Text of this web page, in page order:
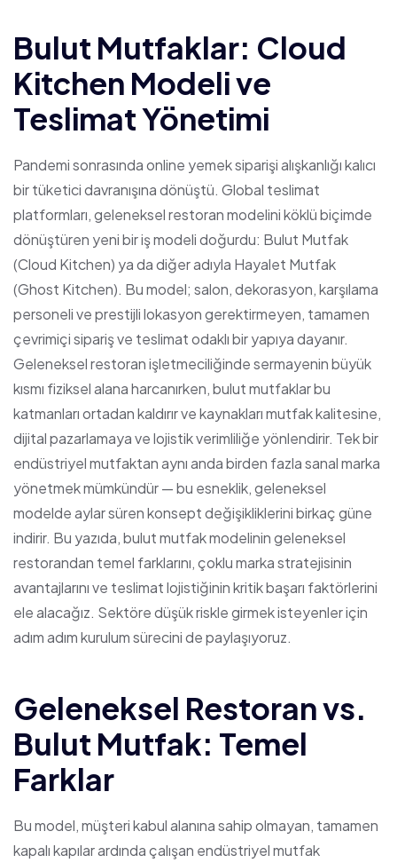
Bulut Mutfaklar: Cloud
Kitchen Modeli ve
Teslimat Yönetimi
Pandemi sonrasında online yemek siparişi alışkanlığı kalıcı
bir tüketici davranışına dönüştü. Global teslimat
platformları, geleneksel restoran modelini köklü biçimde
dönüştüren yeni bir iş modeli doğurdu: Bulut Mutfak
(Cloud Kitchen) ya da diğer adıyla Hayalet Mutfak
(Ghost Kitchen). Bu model; salon, dekorasyon, karşılama
personeli ve prestijli lokasyon gerektirmeyen, tamamen
çevrimiçi sipariş ve teslimat odaklı bir yapıya dayanır.
Geleneksel restoran işletmeciliğinde sermayenin büyük
kısmı fiziksel alana harcanırken, bulut mutfaklar bu
katmanları ortadan kaldırır ve kaynakları mutfak kalitesine,
dijital pazarlamaya ve lojistik verimliliğe yönlendirir. Tek bir
endüstriyel mutfaktan aynı anda birden fazla sanal marka
yönetmek mümkündür — bu esneklik, geleneksel
modelde aylar süren konsept değişikliklerini birkaç güne
indirir. Bu yazıda, bulut mutfak modelinin geleneksel
restorandan temel farklarını, çoklu marka stratejisinin
avantajlarını ve teslimat lojistiğinin kritik başarı faktörlerini
ele alacağız. Sektöre düşük riskle girmek isteyenler için
adım adım kurulum sürecini de paylaşıyoruz.
Geleneksel Restoran vs.
Bulut Mutfak: Temel
Farklar
Bu model, müşteri kabul alanına sahip olmayan, tamamen
kapalı kapılar ardında çalışan endüstriyel mutfak